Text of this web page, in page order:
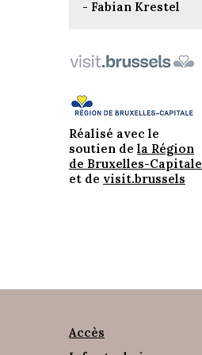
- Fabian Krestel
Réalisé avec le
soutien dela Région
de Bruxelles-Capitale
et de visit.brussels
Accès